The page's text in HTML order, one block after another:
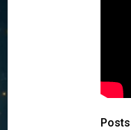
Posts